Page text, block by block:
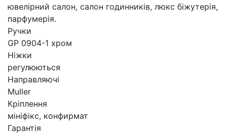
ювелірний салон, салон годинників, люкс біжутерія,
парфумерія.
Ручки
GP 0904-1 хром
Ніжки
регулюються
Направляючі
Muller
Кріплення
мініфікс, конфирмат
Гарантія